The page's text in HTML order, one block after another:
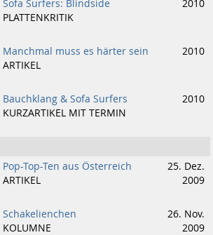
Sofa Surfers: Blindside
PLATTENKRITIK
2010
Manchmal muss es härter sein
ARTIKEL
2010
Bauchklang & Sofa Surfers
KURZARTIKEL MIT TERMIN
2010
Pop-Top-Ten aus Österreich
ARTIKEL
25. Dez.
2009
Schakelienchen
KOLUMNE
26. Nov.
2009